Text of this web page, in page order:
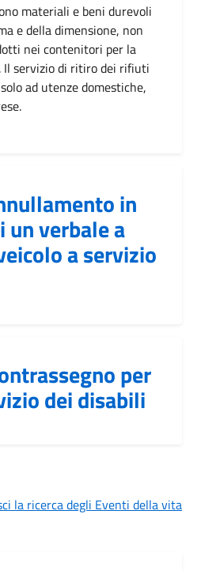
materiali e beni durevoli
e della dimensione, non
nei contenitori per la
Il servizio di ritiro dei rifiuti
ad utenze domestiche,
in
verbale a
a servizio
per
dei disabili
la ricerca degli Eventi della vita